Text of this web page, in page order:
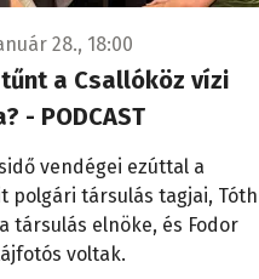
28., 18:00
a Csallóköz vízi
- PODCAST
vendégei ezúttal a
polgári társulás tagjai, Tóth
társulás elnöke, és Fodor
voltak.